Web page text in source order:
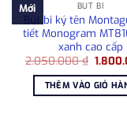
Mới BÚT BI
Bút bi ký tên
tiết Monogram
xanh cao cấp
2.050.000₫ Giá
là:
THÊM VÀO GIỎ